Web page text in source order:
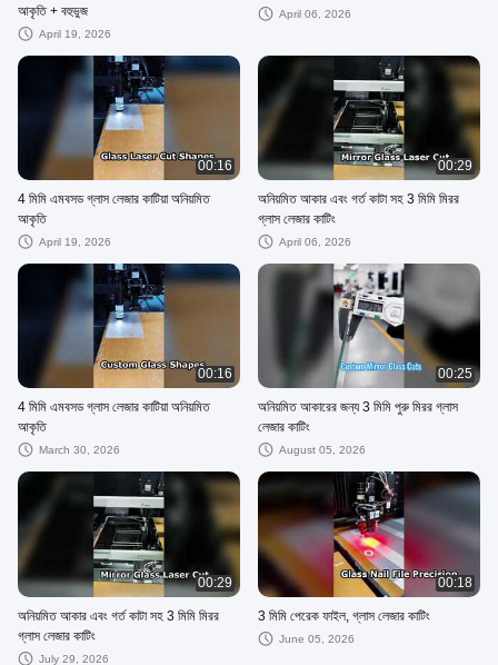
আকৃতি + বহুভুজ
April 19, 2026
April 06, 2026
00:16
4 মিমি এমবসড গ্লাস লেজার কাটিয়া অনিয়মিত
আকৃতি
April 19, 2026
00:29
অনিয়মিত আকার এবং গর্ত কাটা সহ 3 মিমি মিরর
গ্লাস লেজার কাটিং
April 06, 2026
00:16
4 মিমি এমবসড গ্লাস লেজার কাটিয়া অনিয়মিত
আকৃতি
March 30, 2026
00:25
অনিয়মিত আকারের জন্য 3 মিমি পুরু মিরর গ্লাস
লেজার কাটিং
August 05, 2026
00:29
অনিয়মিত আকার এবং গর্ত কাটা সহ 3 মিমি মিরর
গ্লাস লেজার কাটিং
July 29, 2026
00:18
3 মিমি পেরেক ফাইল, গ্লাস লেজার কাটিং
June 05, 2026